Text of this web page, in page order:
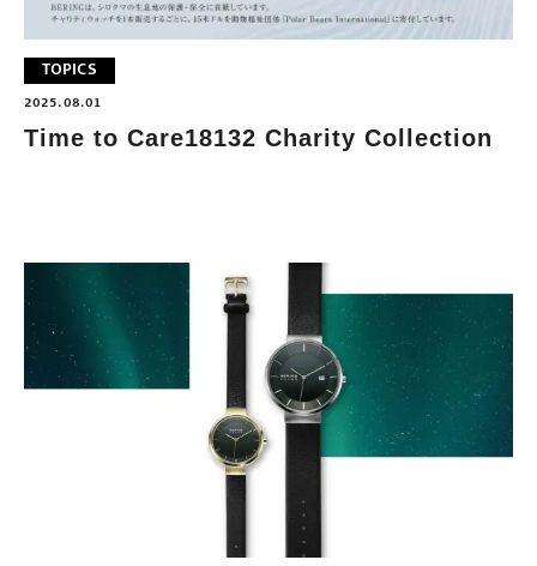
TOPICS
2025.08.01
Time to Care18132 Charity Collection